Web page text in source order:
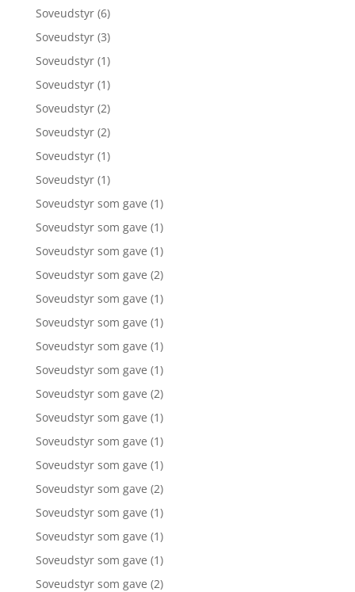
Soveudstyr (6)
Soveudstyr (3)
Soveudstyr (1)
Soveudstyr (1)
Soveudstyr (2)
Soveudstyr (2)
Soveudstyr (1)
Soveudstyr (1)
Soveudstyr som gave (1)
Soveudstyr som gave (1)
Soveudstyr som gave (1)
Soveudstyr som gave (2)
Soveudstyr som gave (1)
Soveudstyr som gave (1)
Soveudstyr som gave (1)
Soveudstyr som gave (1)
Soveudstyr som gave (2)
Soveudstyr som gave (1)
Soveudstyr som gave (1)
Soveudstyr som gave (1)
Soveudstyr som gave (2)
Soveudstyr som gave (1)
Soveudstyr som gave (1)
Soveudstyr som gave (1)
Soveudstyr som gave (2)